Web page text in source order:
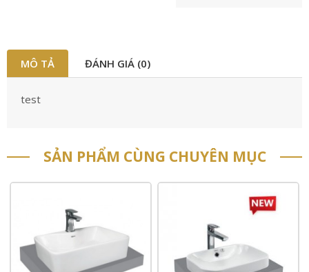
MÔ TẢ ĐÁNH GIÁ (0)
test
SẢN PHẨM CÙNG CHUYÊN MỤC